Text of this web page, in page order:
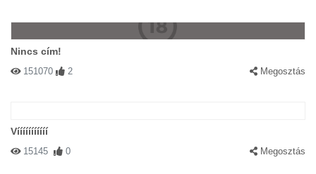
Nincs cím!
151070 2 Megosztás
Vííííííííííí
15145 0 Megosztás